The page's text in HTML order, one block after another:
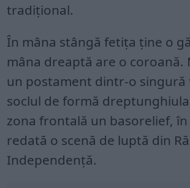
tradițional.
În mâna stângă fetița ține o
mâna dreaptă are o coroană.
un postament dintr-o singură
soclul de formă
zona frontală un basorelief, în
redată o scenă de luptă din
Independență.